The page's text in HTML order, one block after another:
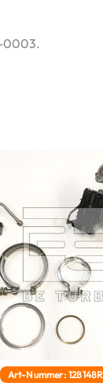
0003.
Art-Nummer: